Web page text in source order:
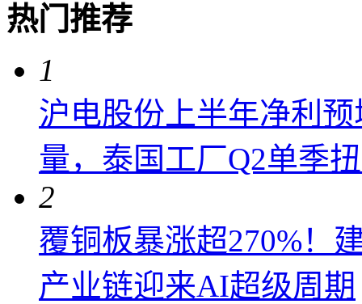
热门推荐
1
沪电股份上半年净利
量，泰国工厂Q2单季
2
覆铜板暴涨超270%！
产业链迎来AI超级周期